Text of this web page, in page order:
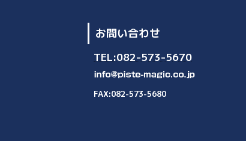
お問い合わせ
TEL:082-573-5670
FAX:082-573-5680